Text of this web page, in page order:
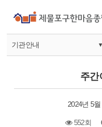
기관안내 ▼
기관안내
주간
2024년 5
552회